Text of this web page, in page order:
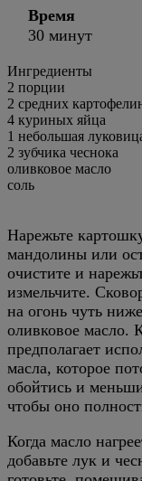
Время
30 минут
Ингредиенты
2 порции
2 средних
4 куриных яйца
1 небольшая
2 зубчика чеснока
оливковое масло
соль
Нарежьте
мандолины или
очистите и
измельчите.
на огонь чуть
оливковое масло.
предполагает
масла, которое
обойтись и
чтобы оно
Когда масло
добавьте лук и